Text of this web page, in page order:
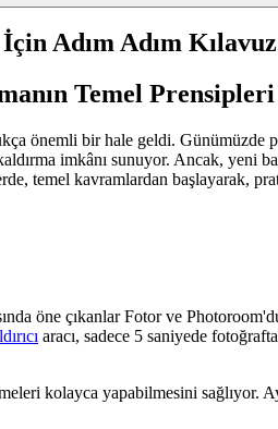
Adım Adım Kılavuz
Temel Prensipleri
önemli bir hale geldi.
imkânı sunuyor. Ancak, yeni
temel kavramlardan başlayarak,
öne çıkanlar Fotor ve
aracı, sadece 5 saniyede
kolayca yapabilmesini